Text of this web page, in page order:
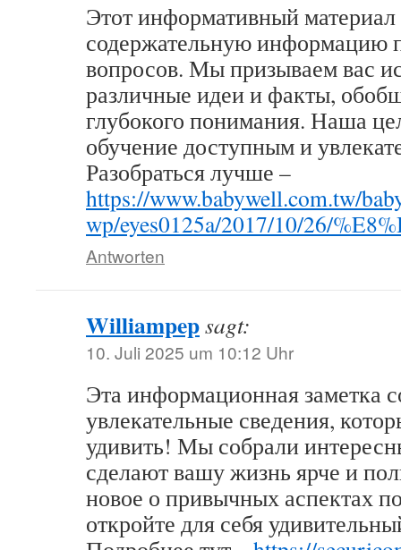
Этот информативный материал
содержательную информацию
вопросов. Мы призываем вас
различные идеи и факты,
глубокого понимания. Наша
обучение доступным и
Разобраться лучше –
https://www.babywell.com.tw/
wp/eyes0125a/2017/10/26/
Antworten
Williampepsagt:
10. Juli 2025 um 10:12 Uhr
Эта информационная заметка
увлекательные сведения,
удивить! Мы собрали
сделают вашу жизнь ярче и
новое о привычных аспектах
откройте для себя